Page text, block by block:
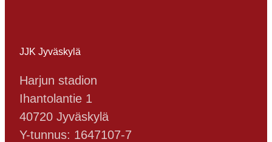
JJK Jyväskylä
Harjun stadion
Ihantolantie 1
40720 Jyväskylä
Y-tunnus: 1647107-7